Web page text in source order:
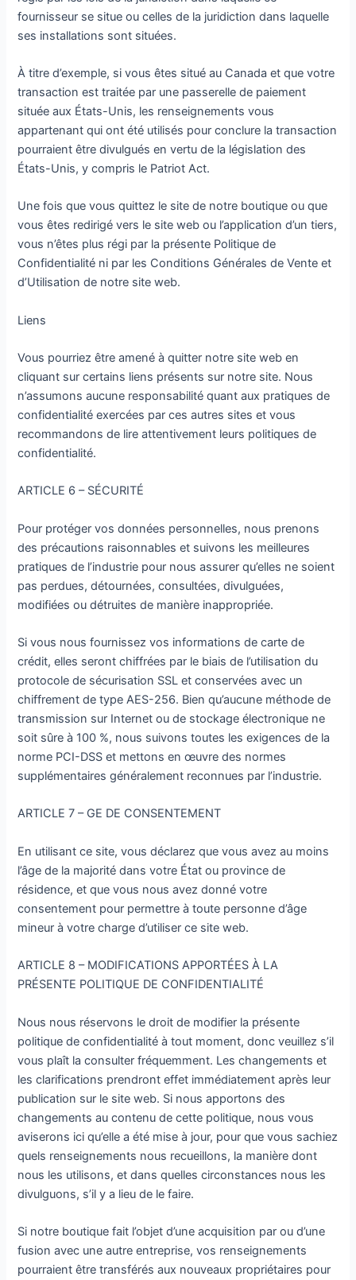
fournisseur se situe ou celles de la juridiction dans laquelle
ses installations sont situées.
À titre d’exemple, si vous êtes situé au Canada et que votre
transaction est traitée par une passerelle de paiement
située aux États-Unis, les renseignements vous
appartenant qui ont été utilisés pour conclure la transaction
pourraient être divulgués en vertu de la législation des
États-Unis, y compris le Patriot Act.
Une fois que vous quittez le site de notre boutique ou que
vous êtes redirigé vers le site web ou l’application d’un tiers,
vous n’êtes plus régi par la présente Politique de
Confidentialité ni par les Conditions Générales de Vente et
d’Utilisation de notre site web.
Liens
Vous pourriez être amené à quitter notre site web en
cliquant sur certains liens présents sur notre site. Nous
n’assumons aucune responsabilité quant aux pratiques de
confidentialité exercées par ces autres sites et vous
recommandons de lire attentivement leurs politiques de
confidentialité.
ARTICLE 6 – SÉCURITÉ
Pour protéger vos données personnelles, nous prenons
des précautions raisonnables et suivons les meilleures
pratiques de l’industrie pour nous assurer qu’elles ne soient
pas perdues, détournées, consultées, divulguées,
modifiées ou détruites de manière inappropriée.
Si vous nous fournissez vos informations de carte de
crédit, elles seront chiffrées par le biais de l’utilisation du
protocole de sécurisation SSL et conservées avec un
chiffrement de type AES-256. Bien qu’aucune méthode de
transmission sur Internet ou de stockage électronique ne
soit sûre à 100 %, nous suivons toutes les exigences de la
norme PCI-DSS et mettons en œuvre des normes
supplémentaires généralement reconnues par l’industrie.
ARTICLE 7 – GE DE CONSENTEMENT
En utilisant ce site, vous déclarez que vous avez au moins
l’âge de la majorité dans votre État ou province de
résidence, et que vous nous avez donné votre
consentement pour permettre à toute personne d’âge
mineur à votre charge d’utiliser ce site web.
ARTICLE 8 – MODIFICATIONS APPORTÉES À LA
PRÉSENTE POLITIQUE DE CONFIDENTIALITÉ
Nous nous réservons le droit de modifier la présente
politique de confidentialité à tout moment, donc veuillez s’il
vous plaît la consulter fréquemment. Les changements et
les clarifications prendront effet immédiatement après leur
publication sur le site web. Si nous apportons des
changements au contenu de cette politique, nous vous
aviserons ici qu’elle a été mise à jour, pour que vous sachiez
quels renseignements nous recueillons, la manière dont
nous les utilisons, et dans quelles circonstances nous les
divulguons, s’il y a lieu de le faire.
Si notre boutique fait l’objet d’une acquisition par ou d’une
fusion avec une autre entreprise, vos renseignements
pourraient être transférés aux nouveaux propriétaires pour